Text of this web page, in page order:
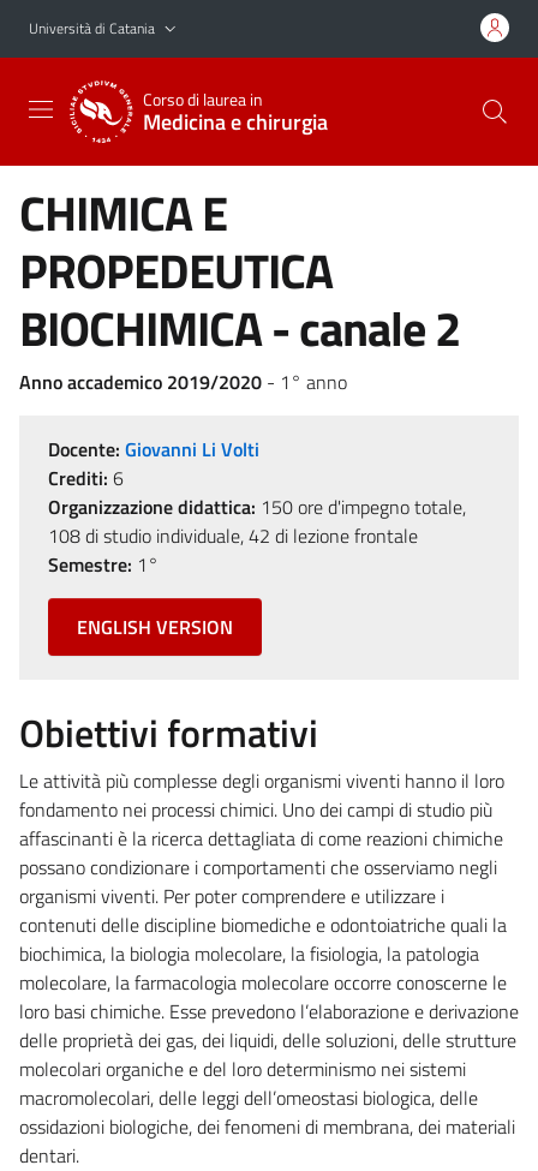
Vai al contenuto principale
Vai al menu di navigazione
Università di Catania
Corso di laurea in
Medicina e chirurgia
CHIMICA E
PROPEDEUTICA
BIOCHIMICA - canale 2
Anno accademico 2019/2020 - 1° anno
Docente: Giovanni Li Volti
Crediti: 6
Organizzazione didattica: 150 ore d'impegno totale,
108 di studio individuale, 42 di lezione frontale
Semestre: 1°
ENGLISH VERSION
Obiettivi formativi
Le attività più complesse degli organismi viventi hanno il loro
fondamento nei processi chimici. Uno dei campi di studio più
affascinanti è la ricerca dettagliata di come reazioni chimiche
possano condizionare i comportamenti che osserviamo negli
organismi viventi. Per poter comprendere e utilizzare i
contenuti delle discipline biomediche e odontoiatriche quali la
biochimica, la biologia molecolare, la fisiologia, la patologia
molecolare, la farmacologia molecolare occorre conoscerne le
loro basi chimiche. Esse prevedono l’elaborazione e derivazione
delle proprietà dei gas, dei liquidi, delle soluzioni, delle strutture
molecolari organiche e del loro determinismo nei sistemi
macromolecolari, delle leggi dell’omeostasi biologica, delle
ossidazioni biologiche, dei fenomeni di membrana, dei materiali
dentari.